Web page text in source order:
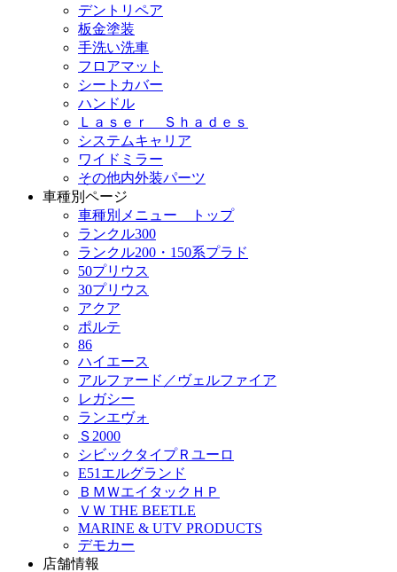
デントリペア
板金塗装
手洗い洗車
フロアマット
シートカバー
ハンドル
Ｌａｓｅｒ Ｓｈａｄｅｓ
システムキャリア
ワイドミラー
その他内外装パーツ
車種別ページ
車種別メニュー トップ
ランクル300
ランクル200・150系プラド
50プリウス
30プリウス
アクア
ポルテ
86
ハイエース
アルファード／ヴェルファイア
レガシー
ランエヴォ
Ｓ2000
シビックタイプＲユーロ
E51エルグランド
ＢＭＷエイタックＨＰ
ＶＷ THE BEETLE
MARINE & UTV PRODUCTS
デモカー
店舗情報